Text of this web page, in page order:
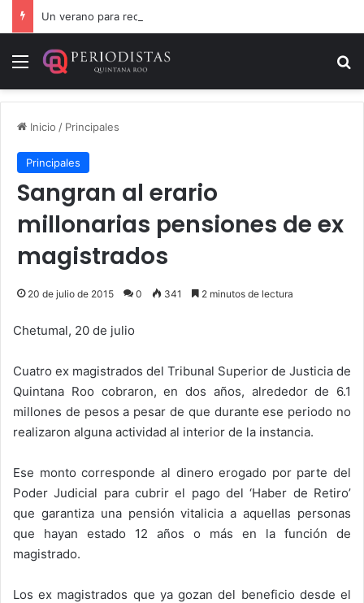
Menú
Inicio / Principales
Principales
Sangran al erario
millonarias pensiones de ex
magistrados
20 de julio de 2015 0 341 2 minutos de lectura
Chetumal, 20 de julio
Cuatro ex magistrados del Tribunal Superior de Justicia de
Quintana Roo cobraron, en dos años, alrededor de 6.1
millones de pesos a pesar de que durante ese periodo no
realizaron alguna actividad al interior de la instancia.
Ese monto corresponde al dinero erogado por parte del
Poder Judicial para cubrir el pago del ‘Haber de Retiro’
que garantiza una pensión vitalicia a aquellas personas
que hayan estado 12 años o más en la función de
magistrado.
Los ex magistrados que ya gozan del beneficio desde el